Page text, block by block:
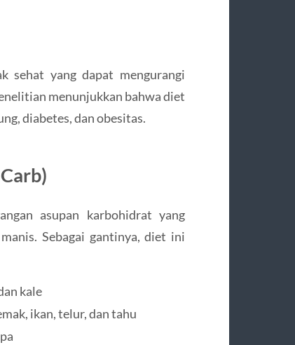
sehat yang dapat mengurangi
menunjukkan bahwa diet
diabetes, dan obesitas.
asupan karbohidrat yang
Sebagai gantinya, diet ini
kale
ikan, telur, dan tahu